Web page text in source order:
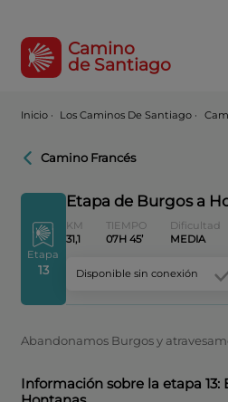
Camino
de Santiago
Inicio · Los Caminos De Santiago ·
Camino Francés
Etapa
13
Etapa de Burgos a
KM
31,1
TIEMPO
07H 45’
Dificultad
MEDIA
Disponible sin conexión
Abandonamos Burgos y
Información sobre la etapa 13: